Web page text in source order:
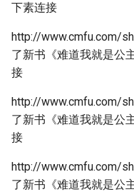
下素连接
http://www.cmfu.com/
了新书《难道我就是公
接
http://www.cmfu.com/
了新书《难道我就是公
接
http://www.cmfu.com/
了新书《难道我就是公